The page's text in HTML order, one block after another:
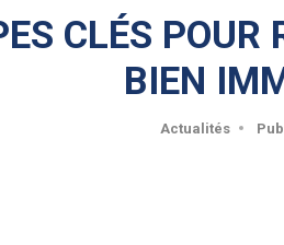
CLÉS POUR
BIEN
Actualités